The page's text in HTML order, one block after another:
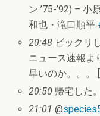
ン ’75-’92) –
和也・滝口順平
20:48 ビックリ
ニュース速報よ
早いのか。。。
20:50 帰宅した
21:01 @